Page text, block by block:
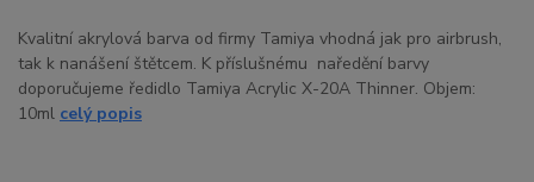
Kvalitní akrylová barva od firmy Tamiya vhodná jak pro airbrush,
tak k nanášení štětcem. K příslušnému naředění barvy
doporučujeme ředidlo Tamiya Acrylic X-20A Thinner. Objem:
10ml celý popis